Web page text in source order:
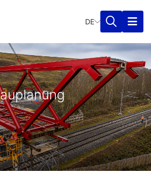
DE
Tiefbauplanung